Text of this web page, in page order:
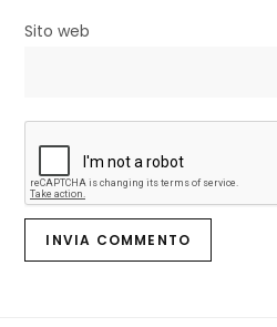
Sito web